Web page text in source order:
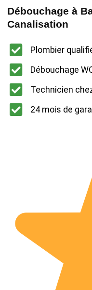
Débouchage à
Canalisation
Plombier
Débouchage
Technicien
24 mois de